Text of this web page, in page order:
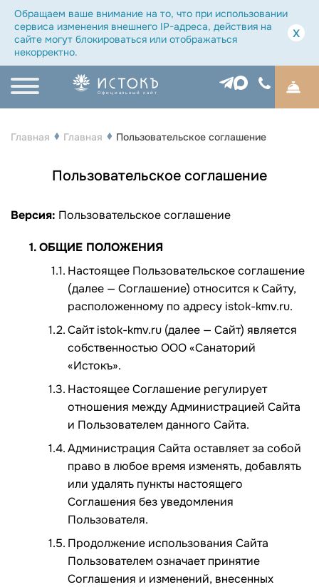
Обращаем ваше внимание на то, что при использовании
сервиса изменения внешнего IP-адреса, действия на
сайте могут блокироваться или отображаться
некорректно.
x
Официальный сайт
Главная Главная Пользовательское соглашение
Пользовательское соглашение
Версия: Пользовательское соглашение
ОБЩИЕ ПОЛОЖЕНИЯ
Настоящее Пользовательское соглашение
(далее — Соглашение) относится к Сайту,
расположенному по адресу istok-kmv.ru.
Сайт istok-kmv.ru (далее — Сайт) является
собственностью ООО «Санаторий
«Истокъ».
Настоящее Соглашение регулирует
отношения между Администрацией Сайта
и Пользователем данного Сайта.
Администрация Сайта оставляет за собой
право в любое время изменять, добавлять
или удалять пункты настоящего
Соглашения без уведомления
Пользователя.
Продолжение использования Сайта
Пользователем означает принятие
Соглашения и изменений, внесенных